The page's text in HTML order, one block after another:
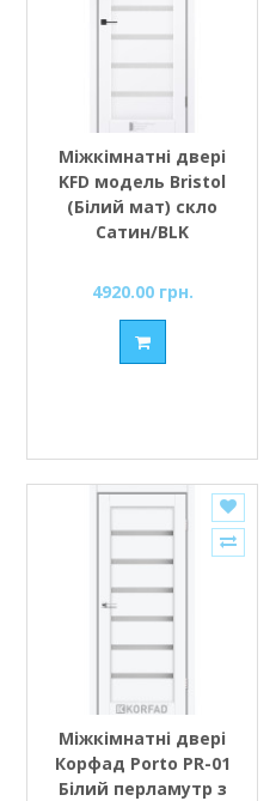
Міжкімнатні двері
KFD модель Bristol
(Білий мат) скло
Сатин/BLK
4920.00 грн.
Міжкімнатні двері
Корфад Porto PR-01
Білий перламутр з